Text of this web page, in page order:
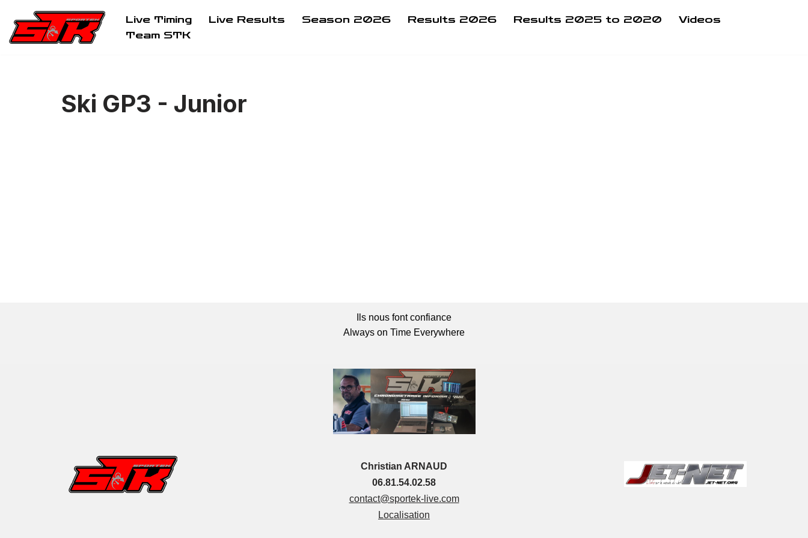
Aller
Live Timing Live Results Season 2026 Results 2026 Results 2025 to 2020
Videos
Team STK
Ski GP3 - Junior
Ils nous font confiance
Always on Time Everywhere
Christian ARNAUD
06.81.54.02.58
contact@sportek-live.com
Localisation